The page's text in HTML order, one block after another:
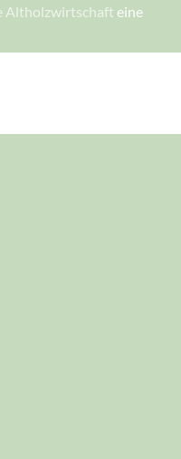
Altholzwirtschaft eine